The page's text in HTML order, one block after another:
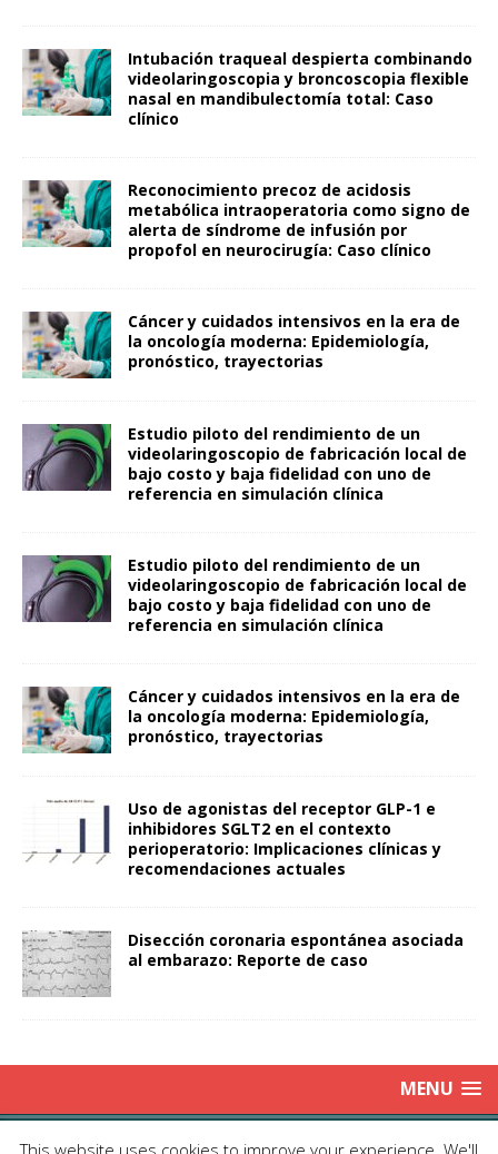
Intubación traqueal despierta combinando
videolaringoscopia y broncoscopia flexible
nasal en mandibulectomía total: Caso
clínico
Reconocimiento precoz de acidosis
metabólica intraoperatoria como signo de
alerta de síndrome de infusión por
propofol en neurocirugía: Caso clínico
Cáncer y cuidados intensivos en la era de
la oncología moderna: Epidemiología,
pronóstico, trayectorias
Estudio piloto del rendimiento de un
videolaringoscopio de fabricación local de
bajo costo y baja fidelidad con uno de
referencia en simulación clínica
Estudio piloto del rendimiento de un
videolaringoscopio de fabricación local de
bajo costo y baja fidelidad con uno de
referencia en simulación clínica
Cáncer y cuidados intensivos en la era de
la oncología moderna: Epidemiología,
pronóstico, trayectorias
Uso de agonistas del receptor GLP-1 e
inhibidores SGLT2 en el contexto
perioperatorio: Implicaciones clínicas y
recomendaciones actuales
Disección coronaria espontánea asociada
al embarazo: Reporte de caso
MENU
Copyright © 2025 | Publicación Oficial de la Sociedad de Médicos